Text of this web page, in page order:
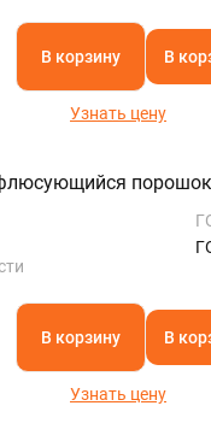
В корзину В
Узнать цену
порошок
В корзину В
Узнать цену